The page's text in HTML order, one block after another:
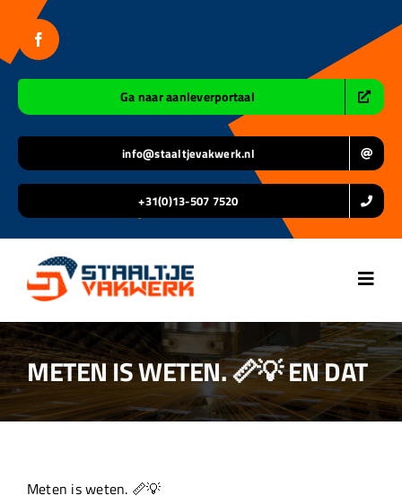
inhoud
Ga naar aanleverportaal
info@staaltjevakwerk.nl
+31(0)13-507 7520
Home
Over ons
Aanleverspecificaties
METEN IS WETEN. 📏💡 EN DAT
Meten is weten. 📏💡